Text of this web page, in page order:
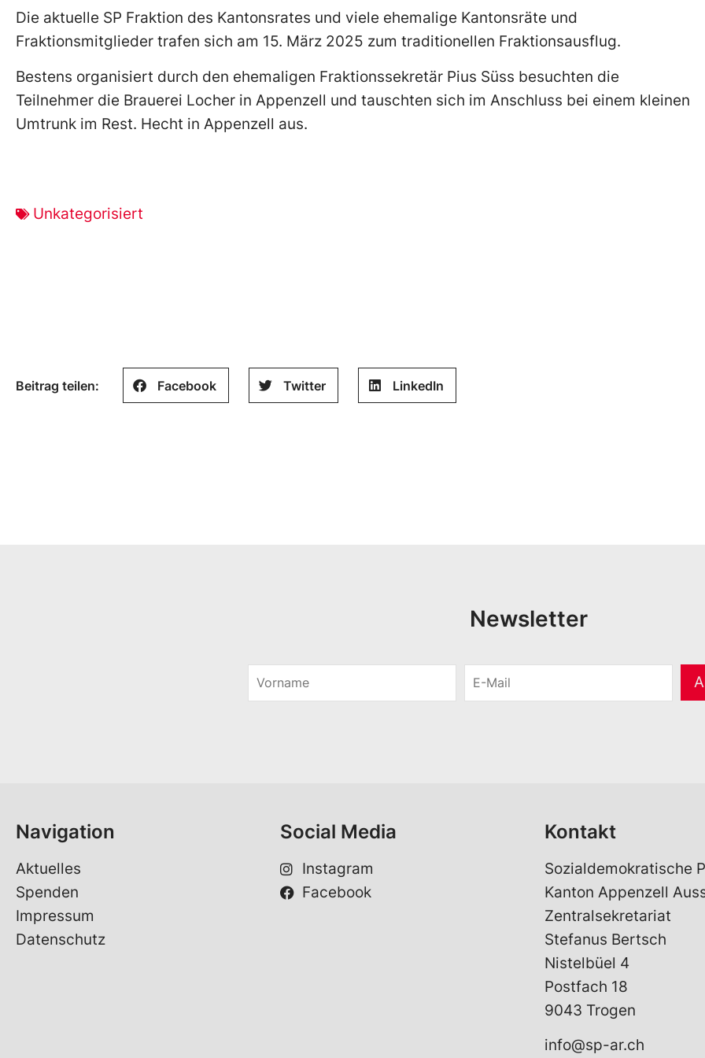
Die aktuelle SP Fraktion des Kantonsrates und viele ehemalige Kantonsräte und
Fraktionsmitglieder trafen sich am 15. März 2025 zum traditionellen Fraktionsausflug.
Bestens organisiert durch den ehemaligen Fraktionssekretär Pius Süss besuchten die
Teilnehmer die Brauerei Locher in Appenzell und tauschten sich im Anschluss bei einem kleinen
Umtrunk im Rest. Hecht in Appenzell aus.
Unkategorisiert
Beitrag teilen: Facebook Twitter LinkedIn
Newsletter
r
M
Navigation
Aktuelles
Spenden
Impressum
Datenschutz
Social Media
Instagram
Facebook
Kontakt
Sozialdemokratische
Kanton Appenzell
Zentralsekretariat
Stefanus Bertsch
Nistelbüel 4
Postfach 18
9043 Trogen
info@sp-ar.ch